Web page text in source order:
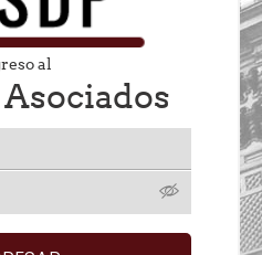
al